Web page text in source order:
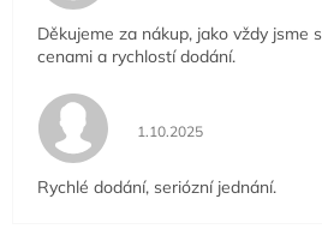
Děkujeme za nákup, jako vždy jsme
cenami a rychlostí dodání.
Hodnocení obchodu je 5
1.10.2025
Rychlé dodání, seriózní jednání.